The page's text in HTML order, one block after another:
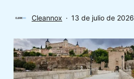
Cleannox 13 de julio de 2026